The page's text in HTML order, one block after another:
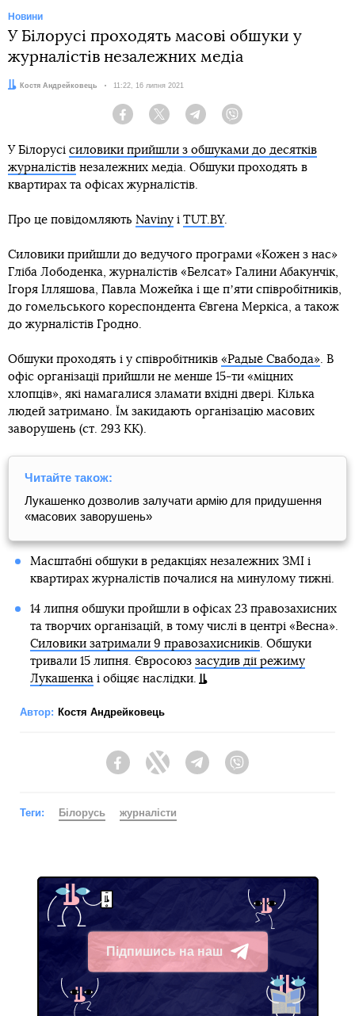
Новини
У Білорусі проходять масові обшуки у
журналістів незалежних медіа
Автор:Костя Андрейковець Дата:
11:22, 16 липня 2021
Facebook Twitter Telegram
У Білорусі силовики прийшли з обшуками до десятків
журналістів незалежних медіа. Обшуки проходять в
квартирах та офісах журналістів.
Про це повідомляють Naviny і TUT.BY.
Силовики прийшли до ведучого програми «Кожен з нас»
Гліба Лободенка, журналістів «Белсат» Галини Абакунчік,
Ігоря Ілляшова, Павла Можейка і ще пʼяти співробітників,
до гомельського кореспондента Євгена Меркіса, а також
до журналістів Гродно.
Обшуки проходять і у співробітників «Радыё Свабода». В
офіс організації прийшли не менше 15-ти «міцних
хлопців», які намагалися зламати вхідні двері. Кілька
людей затримано. Їм закидають організацію масових
заворушень (ст. 293 КК).
Читайте також:
Лукашенко дозволив залучати армію для придушення
«масових заворушень»
Масштабні обшуки в редакціях незалежних ЗМІ і
квартирах журналістів почалися на минулому тижні.
14 липня обшуки пройшли в офісах 23 правозахисних
та творчих організацій, в тому числі в центрі «Весна».
Силовики затримали 9 правозахисників. Обшуки
тривали 15 липня. Євросоюз засудив дії режиму
Лукашенкаі обіцяє наслідки.
Автор: Костя Андрейковець
FacebookTwitter Telegram
Теги: Білорусь журналісти
Підпишись на наш
Telegram